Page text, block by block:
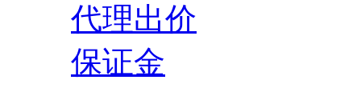
代理出价
保证金